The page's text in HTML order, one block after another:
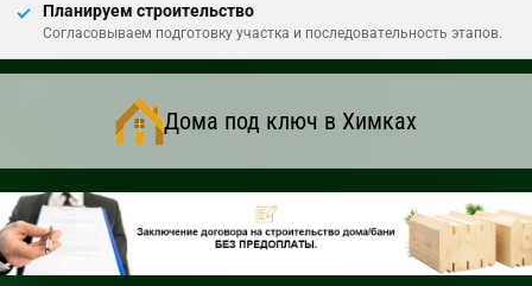
Планируем строительство
Согласовываем подготовку участка и последовательность этапов.
Дома под ключ в Химках